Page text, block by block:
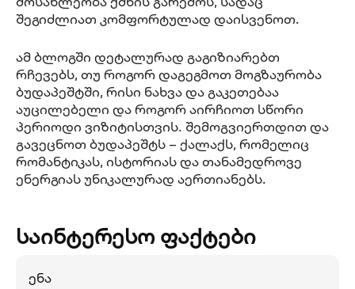
შეგიძლიათ კომფორტულად დაისვენოთ.
ამ ბლოგში დეტალურად გაგიზიარებთ
რჩევებს, თუ როგორ დაგეგმოთ მოგზაურობა
ბუდაპეშტში, რისი ნახვა და გაკეთებაა
აუცილებელი და როგორ აირჩიოთ სწორი
პერიოდი ვიზიტისთვის. შემოგვიერთდით და
გავეცნოთ ბუდაპეშტს – ქალაქს, რომელიც
რომანტიკას, ისტორიას და თანამედროვე
ენერგიას უნიკალურად აერთიანებს.
საინტერესო ფაქტები
ენა